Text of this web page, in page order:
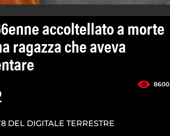
accoltellato a morte
ragazza che aveva
8600
DEL DIGITALE TERRESTRE